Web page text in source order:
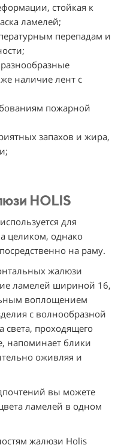
стойкая к
ламелей;
перепадам и
разнообразные
наличие лент с
пожарной
запахов и жира,
HOLIS
для
целиком, однако
на раму.
жалюзи
ламелей шириной 16,
воплощением
с волнообразной
проходящего
напоминает блики
оживляя и
вы можете
ламелей в одном
жалюзи Holis